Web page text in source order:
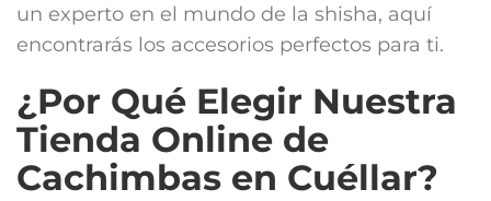
un experto en el mundo de la shisha, aquí
encontrarás los accesorios perfectos para ti.
¿Por Qué Elegir Nuestra
Tienda Online de
Cachimbas en Cuéllar?